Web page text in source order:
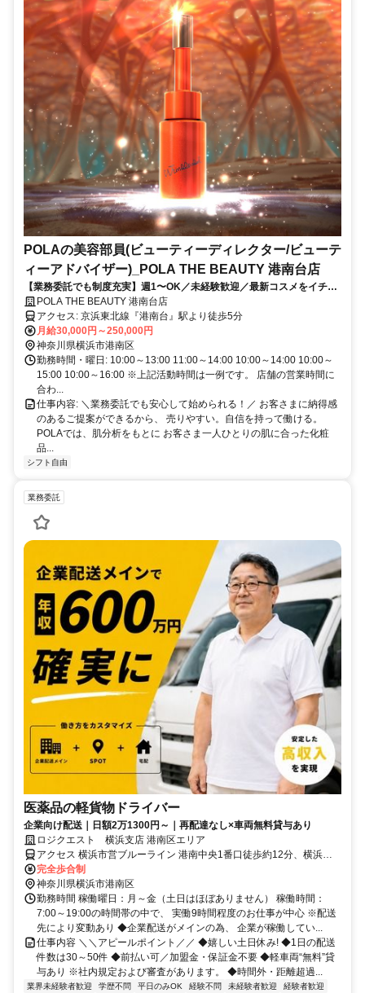
POLAの美容部員(ビューティーディレクター/ビューテ
ィーアドバイザー)_POLA THE BEAUTY 港南台店
【業務委託でも制度充実】週1〜OK／未経験歓迎／最新コスメをイチ早
くお試し♪お客様も自分もキレイに／Wワーク・副業
POLA THE BEAUTY 港南台店
アクセス: 京浜東北線『港南台』駅より徒歩5分
月給30,000円～250,000円
神奈川県横浜市港南区
勤務時間・曜日: 10:00～13:00 11:00～14:00 10:00～14:00 10:00～
15:00 10:00～16:00 ※上記活動時間は一例です。 店舗の営業時間に
合わ...
仕事内容: ＼業務委託でも安心して始められる！／ お客さまに納得感
のあるご提案ができるから、 売りやすい。自信を持って働ける。
POLAでは、肌分析をもとに お客さま一人ひとりの肌に合った化粧
品...
シフト自由
業務委託
医薬品の軽貨物ドライバー
企業向け配送｜日額2万1300円～｜再配達なし×車両無料貸与あり
ロジクエスト 横浜支店 港南区エリア
アクセス 横浜市営ブルーライン 港南中央1番口徒歩約12分、横浜市
営ブルーライン 上永谷2番口徒歩約21分、横浜市営ブルーライン 上
大岡7番口徒歩約25分
完全歩合制
神奈川県横浜市港南区
勤務時間 稼働曜日：月～金（土日はほぼありません） 稼働時間：
7:00～19:00の時間帯の中で、 実働9時間程度のお仕事が中心 ※配送
先により変動あり ◆企業配送がメインの為、 企業が稼働してい...
仕事内容 ＼＼アピールポイント／／ ◆嬉しい土日休み! ◆1日の配送
件数は30～50件 ◆前払い可／加盟金・保証金不要 ◆軽車両“無料”貸
与あり ※社内規定および審査があります。 ◆時間外・距離超過...
業界未経験者歓迎 学歴不問 平日のみOK 経験不問 未経験者歓迎
経験者歓迎